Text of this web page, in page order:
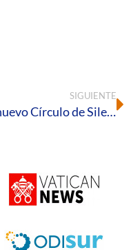
SIGUIENTE
Un nuevo Círculo de Silencio visibiliza la realidad y la dignidad de las mujeres migrantes